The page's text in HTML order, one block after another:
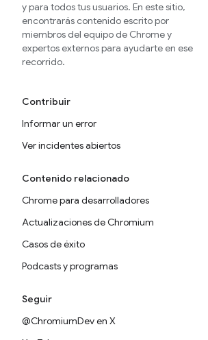
y para todos tus usuarios. En este sitio,
encontrarás contenido escrito por
miembros del equipo de Chrome y
expertos externos para ayudarte en ese
recorrido.
Contribuir
Informar un error
Ver incidentes abiertos
Contenido relacionado
Chrome para desarrolladores
Actualizaciones de Chromium
Casos de éxito
Podcasts y programas
Seguir
@ChromiumDev en X